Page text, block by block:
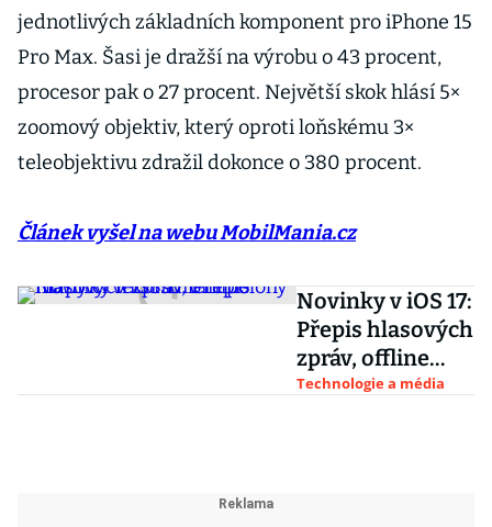
jednotlivých základních komponent pro iPhone 15
Pro Max. Šasi je dražší na výrobu o 43 procent,
procesor pak o 27 procent. Největší skok hlásí 5×
zoomový objektiv, který oproti loňskému 3×
teleobjektivu zdražil dokonce o 380 procent.
Článek vyšel na webu MobilMania.cz
Novinky v iOS 17:
Přepis hlasových
zpráv, offline
mapy či větší
Technologie a média